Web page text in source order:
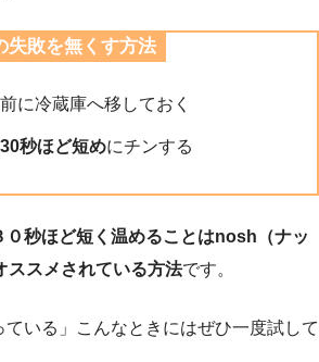
失敗を無くす方法
に冷蔵庫へ移しておく
30秒ほど短めにチンする
０秒ほど短く温めることはnosh（ナッ
ススメされている方法です。
ている」こんなときにはぜひ一度試して